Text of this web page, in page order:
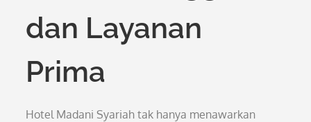
dan Layanan
Prima
Hotel Madani Syariah tak hanya menawarkan